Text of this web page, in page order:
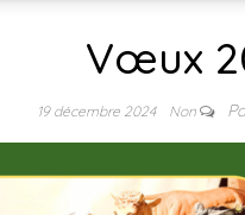
Vœux
19 décembre 2024 Non